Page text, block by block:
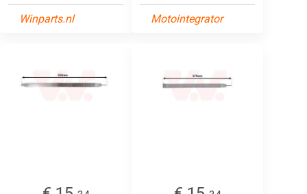
Winparts.nl Motointegrator